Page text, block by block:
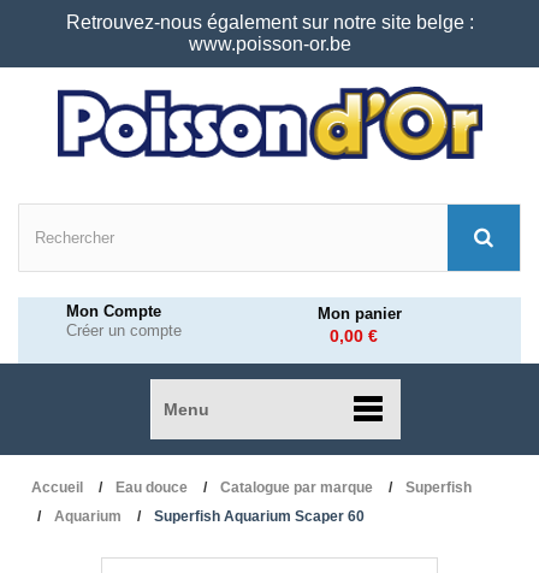
Retrouvez-nous également sur notre site belge :
www.poisson-or.be
Mon Compte
Créer un compte
Mon panier
0,00 €
Menu
Accueil Eau douce Catalogue par marque
Superfish
Aquarium
Superfish Aquarium Scaper 60